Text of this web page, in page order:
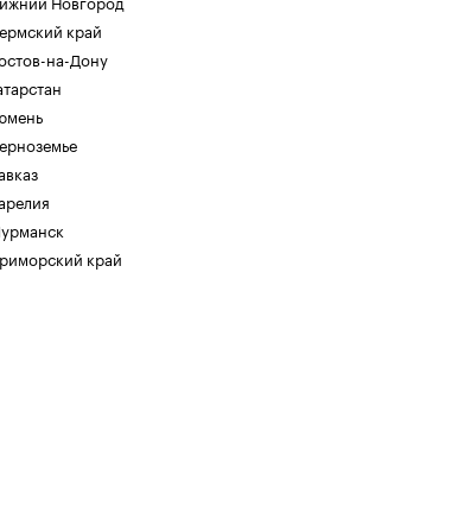
край
на-Дону
край